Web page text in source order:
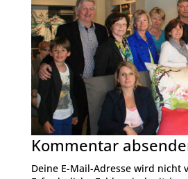
Kommentar
Deine E-Mail-Adresse wird nicht